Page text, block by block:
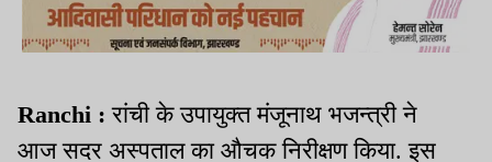
Ranchi :रांची के उपायुक्त मंजूनाथ भजन्त्री ने
आज सदर अस्पताल का औचक निरीक्षण किया. इस